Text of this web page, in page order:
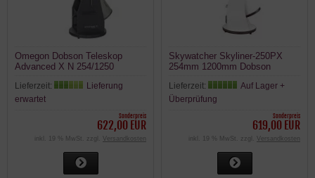
Omegon Dobson Teleskop
Advanced X N 254/1250
Lieferzeit:
Lieferung
erwartet
Sonderpreis
622,00 EUR
inkl. 19 % MwSt. zzgl. Versandkosten
Skywatcher Skyliner-250PX
254mm 1200mm Dobson
Lieferzeit:
Auf Lager +
Überprüfung
Sonderpreis
619,00 EUR
inkl. 19 % MwSt. zzgl. Versandkosten